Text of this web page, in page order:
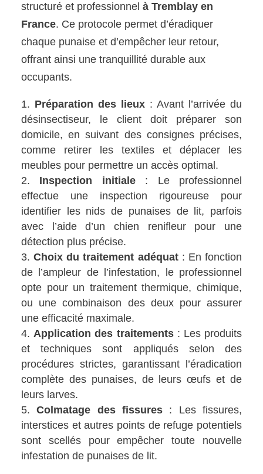
structuré et professionnelà Tremblay en
France. Ce protocole permet d’éradiquer
chaque punaise et d’empêcher leur retour,
offrant ainsi une tranquillité durable aux
occupants.
Préparation des lieux : Avant l’arrivée du
désinsectiseur, le client doit préparer son
domicile, en suivant des consignes précises,
comme retirer les textiles et déplacer les
meubles pour permettre un accès optimal.
Inspection initiale: Le professionnel
effectue une inspection rigoureuse pour
identifier les nids de punaises de lit, parfois
avec l’aide d’un chien renifleur pour une
détection plus précise.
Choix du traitement adéquat: En fonction
de l’ampleur de l’infestation, le professionnel
opte pour un traitement thermique, chimique,
ou une combinaison des deux pour assurer
une efficacité maximale.
Application des traitements: Les produits
et techniques sont appliqués selon des
procédures strictes, garantissant l’éradication
complète des punaises, de leurs œufs et de
leurs larves.
Colmatage des fissures : Les fissures,
interstices et autres points de refuge potentiels
sont scellés pour empêcher toute nouvelle
infestation de punaises de lit.